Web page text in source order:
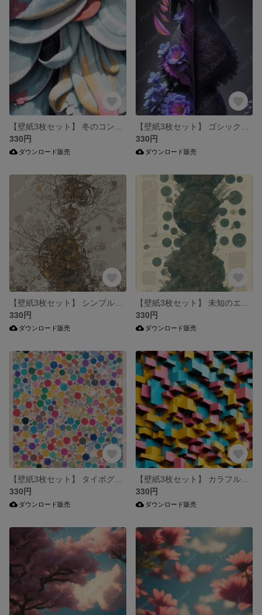
330円
ダウンロード販売
330円
ダウンロード販売
330円
ダウンロード販売
330円
ダウンロード販売
330円
ダウンロード販売
330円
ダウンロード販売